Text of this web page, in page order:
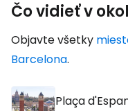
Čo vidieť v
Objavte všetky
Barcelona.
Plaça